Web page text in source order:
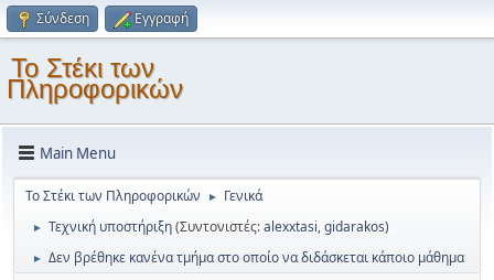
Σύνδεση Εγγραφή
Το Στέκι των
Πληροφορικών
Main Menu
Το Στέκι των Πληροφορικών ► Γενικά
► Τεχνική υποστήριξη(Συντονιστές:alexxtasi,gidarakos)
► Δεν βρέθηκε κανένα τμήμα στο οποίο να διδάσκεται κάποιο μάθημα